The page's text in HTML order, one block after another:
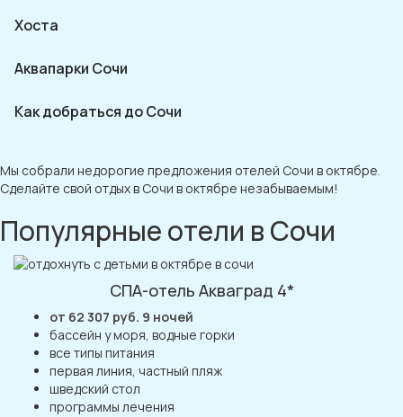
Хоста
Аквапарки Сочи
Как добраться до Сочи
Мы собрали недорогие предложения отелей Сочи в октябре.
Сделайте свой отдых в Сочи в октябре незабываемым!
Популярные отели в Сочи
СПА-отель Акваград 4*
от 62 307 руб. 9 ночей
бассейн у моря, водные горки
все типы питания
первая линия, частный пляж
шведский стол
программы лечения